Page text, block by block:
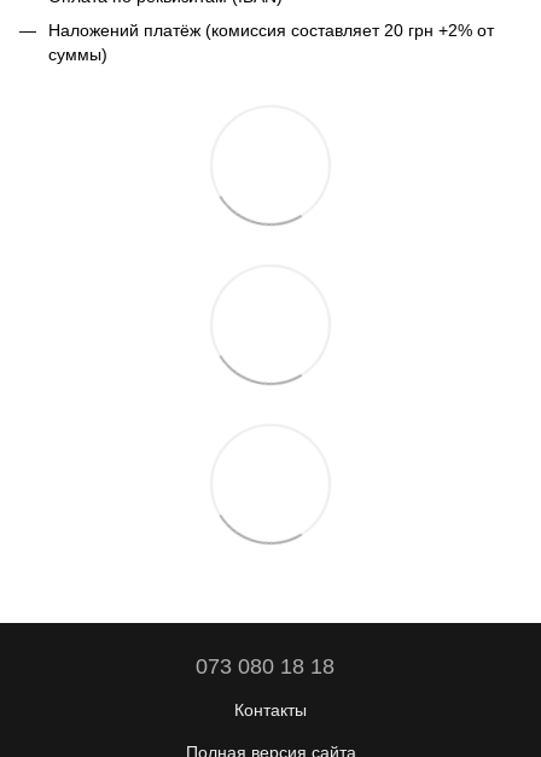
Наложений платёж (комиссия составляет 20 грн +2% от
суммы)
073 080 18 18
Контакты
Полная версия сайта